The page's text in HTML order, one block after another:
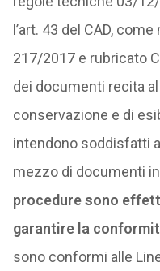
l’art. 43 del CAD,
217/2017 e rubricato
dei documenti recita
conservazione e di
intendono soddisfatti
mezzo di documenti
procedure sono
garantire la
sono conformi alle